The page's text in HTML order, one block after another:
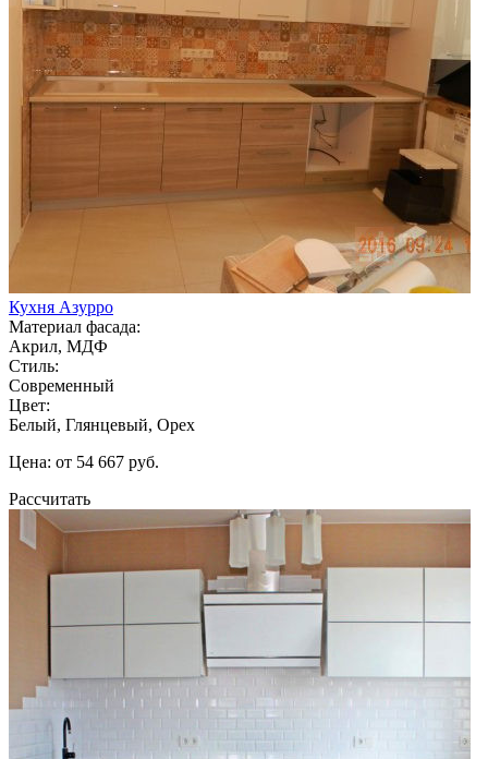
Кухня Азурро
Материал фасада:
Акрил, МДФ
Стиль:
Современный
Цвет:
Белый, Глянцевый, Орех
Цена: от 54 667 руб.
Рассчитать